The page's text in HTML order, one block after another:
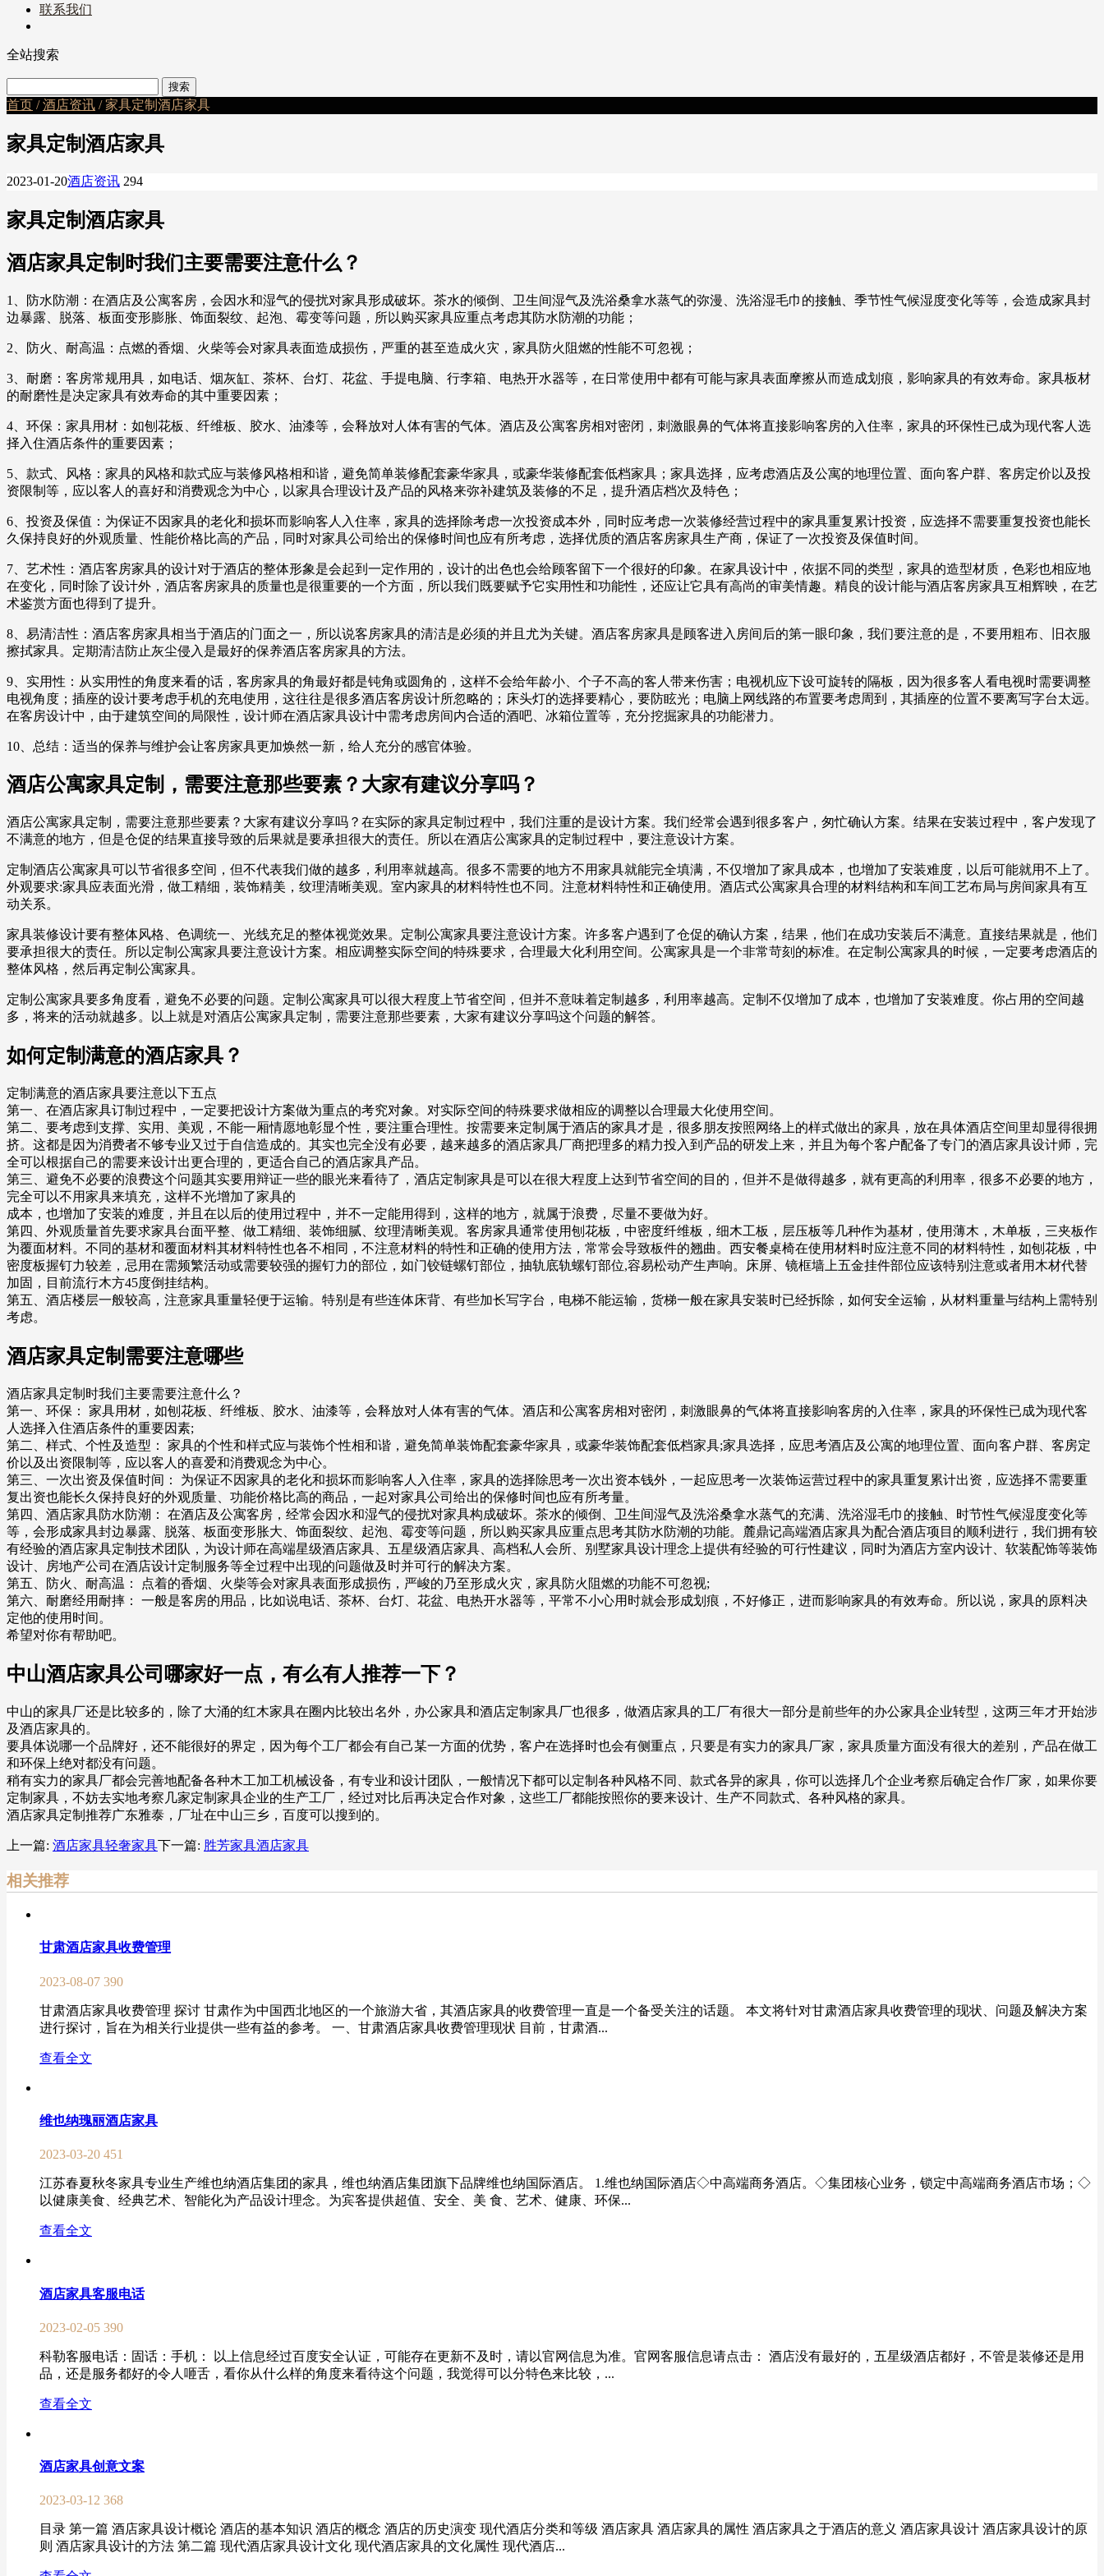
联系我们
全站搜索
首页 /酒店资讯 / 家具定制酒店家具
家具定制酒店家具
2023-01-20酒店资讯 294
家具定制酒店家具
酒店家具定制时我们主要需要注意什么？
1、防水防潮：在酒店及公寓客房，会因水和湿气的侵扰对家具形成破坏。茶水的倾倒、卫生间湿气及洗浴桑拿水蒸气的弥漫、洗浴湿毛巾的接触、季节性气候湿度变化等等，会造成家具封
边暴露、脱落、板面变形膨胀、饰面裂纹、起泡、霉变等问题，所以购买家具应重点考虑其防水防潮的功能；
2、防火、耐高温：点燃的香烟、火柴等会对家具表面造成损伤，严重的甚至造成火灾，家具防火阻燃的性能不可忽视；
3、耐磨：客房常规用具，如电话、烟灰缸、茶杯、台灯、花盆、手提电脑、行李箱、电热开水器等，在日常使用中都有可能与家具表面摩擦从而造成划痕，影响家具的有效寿命。家具板材
的耐磨性是决定家具有效寿命的其中重要因素；
4、环保：家具用材：如刨花板、纤维板、胶水、油漆等，会释放对人体有害的气体。酒店及公寓客房相对密闭，刺激眼鼻的气体将直接影响客房的入住率，家具的环保性已成为现代客人选
择入住酒店条件的重要因素；
5、款式、风格：家具的风格和款式应与装修风格相和谐，避免简单装修配套豪华家具，或豪华装修配套低档家具；家具选择，应考虑酒店及公寓的地理位置、面向客户群、客房定价以及投
资限制等，应以客人的喜好和消费观念为中心，以家具合理设计及产品的风格来弥补建筑及装修的不足，提升酒店档次及特色；
6、投资及保值：为保证不因家具的老化和损坏而影响客人入住率，家具的选择除考虑一次投资成本外，同时应考虑一次装修经营过程中的家具重复累计投资，应选择不需要重复投资也能长
久保持良好的外观质量、性能价格比高的产品，同时对家具公司给出的保修时间也应有所考虑，选择优质的酒店客房家具生产商，保证了一次投资及保值时间。
7、艺术性：酒店客房家具的设计对于酒店的整体形象是会起到一定作用的，设计的出色也会给顾客留下一个很好的印象。在家具设计中，依据不同的类型，家具的造型材质，色彩也相应地
在变化，同时除了设计外，酒店客房家具的质量也是很重要的一个方面，所以我们既要赋予它实用性和功能性，还应让它具有高尚的审美情趣。精良的设计能与酒店客房家具互相辉映，在艺
术鉴赏方面也得到了提升。
8、易清洁性：酒店客房家具相当于酒店的门面之一，所以说客房家具的清洁是必须的并且尤为关键。酒店客房家具是顾客进入房间后的第一眼印象，我们要注意的是，不要用粗布、旧衣服
擦拭家具。定期清洁防止灰尘侵入是最好的保养酒店客房家具的方法。
9、实用性：从实用性的角度来看的话，客房家具的角最好都是钝角或圆角的，这样不会给年龄小、个子不高的客人带来伤害；电视机应下设可旋转的隔板，因为很多客人看电视时需要调整
电视角度；插座的设计要考虑手机的充电使用，这往往是很多酒店客房设计所忽略的；床头灯的选择要精心，要防眩光；电脑上网线路的布置要考虑周到，其插座的位置不要离写字台太远。
在客房设计中，由于建筑空间的局限性，设计师在酒店家具设计中需考虑房间内合适的酒吧、冰箱位置等，充分挖掘家具的功能潜力。
10、总结：适当的保养与维护会让客房家具更加焕然一新，给人充分的感官体验。
酒店公寓家具定制，需要注意那些要素？大家有建议分享吗？
酒店公寓家具定制，需要注意那些要素？大家有建议分享吗？在实际的家具定制过程中，我们注重的是设计方案。我们经常会遇到很多客户，匆忙确认方案。结果在安装过程中，客户发现了
不满意的地方，但是仓促的结果直接导致的后果就是要承担很大的责任。所以在酒店公寓家具的定制过程中，要注意设计方案。
定制酒店公寓家具可以节省很多空间，但不代表我们做的越多，利用率就越高。很多不需要的地方不用家具就能完全填满，不仅增加了家具成本，也增加了安装难度，以后可能就用不上了。
外观要求:家具应表面光滑，做工精细，装饰精美，纹理清晰美观。室内家具的材料特性也不同。注意材料特性和正确使用。酒店式公寓家具合理的材料结构和车间工艺布局与房间家具有互
动关系。
家具装修设计要有整体风格、色调统一、光线充足的整体视觉效果。定制公寓家具要注意设计方案。许多客户遇到了仓促的确认方案，结果，他们在成功安装后不满意。直接结果就是，他们
要承担很大的责任。所以定制公寓家具要注意设计方案。相应调整实际空间的特殊要求，合理最大化利用空间。公寓家具是一个非常苛刻的标准。在定制公寓家具的时候，一定要考虑酒店的
整体风格，然后再定制公寓家具。
定制公寓家具要多角度看，避免不必要的问题。定制公寓家具可以很大程度上节省空间，但并不意味着定制越多，利用率越高。定制不仅增加了成本，也增加了安装难度。你占用的空间越
多，将来的活动就越多。以上就是对酒店公寓家具定制，需要注意那些要素，大家有建议分享吗这个问题的解答。
如何定制满意的酒店家具？
定制满意的酒店家具要注意以下五点
第一、在酒店家具订制过程中，一定要把设计方案做为重点的考究对象。对实际空间的特殊要求做相应的调整以合理最大化使用空间。
第二、要考虑到支撑、实用、美观，不能一厢情愿地彰显个性，要注重合理性。按需要来定制属于酒店的家具才是，很多朋友按照网络上的样式做出的家具，放在具体酒店空间里却显得很拥
挤。这都是因为消费者不够专业又过于自信造成的。其实也完全没有必要，越来越多的酒店家具厂商把理多的精力投入到产品的研发上来，并且为每个客户配备了专门的酒店家具设计师，完
全可以根据自己的需要来设计出更合理的，更适合自己的酒店家具产品。
第三、避免不必要的浪费这个问题其实要用辩证一些的眼光来看待了，酒店定制家具是可以在很大程度上达到节省空间的目的，但并不是做得越多，就有更高的利用率，很多不必要的地方，
完全可以不用家具来填充，这样不光增加了家具的
成本，也增加了安装的难度，并且在以后的使用过程中，并不一定能用得到，这样的地方，就属于浪费，尽量不要做为好。
第四、外观质量首先要求家具台面平整、做工精细、装饰细腻、纹理清晰美观。客房家具通常使用刨花板，中密度纤维板，细木工板，层压板等几种作为基材，使用薄木，木单板，三夹板作
为覆面材料。不同的基材和覆面材料其材料特性也各不相同，不注意材料的特性和正确的使用方法，常常会导致板件的翘曲。西安餐桌椅在使用材料时应注意不同的材料特性，如刨花板，中
密度板握钉力较差，忌用在需频繁活动或需要较强的握钉力的部位，如门铰链螺钉部位，抽轨底轨螺钉部位,容易松动产生声响。床屏、镜框墙上五金挂件部位应该特别注意或者用木材代替
加固，目前流行木方45度倒挂结构。
第五、酒店楼层一般较高，注意家具重量轻便于运输。特别是有些连体床背、有些加长写字台，电梯不能运输，货梯一般在家具安装时已经拆除，如何安全运输，从材料重量与结构上需特别
考虑。
酒店家具定制需要注意哪些
酒店家具定制时我们主要需要注意什么？
第一、环保： 家具用材，如刨花板、纤维板、胶水、油漆等，会释放对人体有害的气体。酒店和公寓客房相对密闭，刺激眼鼻的气体将直接影响客房的入住率，家具的环保性已成为现代客
人选择入住酒店条件的重要因素;
第二、样式、个性及造型： 家具的个性和样式应与装饰个性相和谐，避免简单装饰配套豪华家具，或豪华装饰配套低档家具;家具选择，应思考酒店及公寓的地理位置、面向客户群、客房定
价以及出资限制等，应以客人的喜爱和消费观念为中心。
第三、一次出资及保值时间： 为保证不因家具的老化和损坏而影响客人入住率，家具的选择除思考一次出资本钱外，一起应思考一次装饰运营过程中的家具重复累计出资，应选择不需要重
复出资也能长久保持良好的外观质量、功能价格比高的商品，一起对家具公司给出的保修时间也应有所考量。
第四、酒店家具防水防潮： 在酒店及公寓客房，经常会因水和湿气的侵扰对家具构成破坏。茶水的倾倒、卫生间湿气及洗浴桑拿水蒸气的充满、洗浴湿毛巾的接触、时节性气候湿度变化等
等，会形成家具封边暴露、脱落、板面变形胀大、饰面裂纹、起泡、霉变等问题，所以购买家具应重点思考其防水防潮的功能。麓鼎记高端酒店家具为配合酒店项目的顺利进行，我们拥有较
有经验的酒店家具定制技术团队，为设计师在高端星级酒店家具、五星级酒店家具、高档私人会所、别墅家具设计理念上提供有经验的可行性建议，同时为酒店方室内设计、软装配饰等装饰
设计、房地产公司在酒店设计定制服务等全过程中出现的问题做及时并可行的解决方案。
第五、防火、耐高温： 点着的香烟、火柴等会对家具表面形成损伤，严峻的乃至形成火灾，家具防火阻燃的功能不可忽视;
第六、耐磨经用耐摔： 一般是客房的用品，比如说电话、茶杯、台灯、花盆、电热开水器等，平常不小心用时就会形成划痕，不好修正，进而影响家具的有效寿命。所以说，家具的原料决
定他的使用时间。
希望对你有帮助吧。
中山酒店家具公司哪家好一点，有么有人推荐一下？
中山的家具厂还是比较多的，除了大涌的红木家具在圈内比较出名外，办公家具和酒店定制家具厂也很多，做酒店家具的工厂有很大一部分是前些年的办公家具企业转型，这两三年才开始涉
及酒店家具的。
要具体说哪一个品牌好，还不能很好的界定，因为每个工厂都会有自己某一方面的优势，客户在选择时也会有侧重点，只要是有实力的家具厂家，家具质量方面没有很大的差别，产品在做工
和环保上绝对都没有问题。
稍有实力的家具厂都会完善地配备各种木工加工机械设备，有专业和设计团队，一般情况下都可以定制各种风格不同、款式各异的家具，你可以选择几个企业考察后确定合作厂家，如果你要
定制家具，不妨去实地考察几家定制家具企业的生产工厂，经过对比后再决定合作对象，这些工厂都能按照你的要来设计、生产不同款式、各种风格的家具。
酒店家具定制推荐广东雅泰，厂址在中山三乡，百度可以搜到的。
上一篇: 酒店家具轻奢家具下一篇: 胜芳家具酒店家具
相关推荐
甘肃酒店家具收费管理
2023-08-07 390
甘肃酒店家具收费管理 探讨 甘肃作为中国西北地区的一个旅游大省，其酒店家具的收费管理一直是一个备受关注的话题。 本文将针对甘肃酒店家具收费管理的现状、问题及解决方案
进行探讨，旨在为相关行业提供一些有益的参考。 一、甘肃酒店家具收费管理现状 目前，甘肃酒...
查看全文
维也纳瑰丽酒店家具
2023-03-20 451
江苏春夏秋冬家具专业生产维也纳酒店集团的家具，维也纳酒店集团旗下品牌维也纳国际酒店。 1.维也纳国际酒店◇中高端商务酒店。◇集团核心业务，锁定中高端商务酒店市场；◇
以健康美食、经典艺术、智能化为产品设计理念。为宾客提供超值、安全、美 食、艺术、健康、环保...
查看全文
酒店家具客服电话
2023-02-05 390
科勒客服电话：固话：手机： 以上信息经过百度安全认证，可能存在更新不及时，请以官网信息为准。官网客服信息请点击： 酒店没有最好的，五星级酒店都好，不管是装修还是用
品，还是服务都好的令人咂舌，看你从什么样的角度来看待这个问题，我觉得可以分特色来比较，...
查看全文
酒店家具创意文案
2023-03-12 368
目录 第一篇 酒店家具设计概论 酒店的基本知识 酒店的概念 酒店的历史演变 现代酒店分类和等级 酒店家具 酒店家具的属性 酒店家具之于酒店的意义 酒店家具设计 酒店家具设计的原
则 酒店家具设计的方法 第二篇 现代酒店家具设计文化 现代酒店家具的文化属性 现代酒店...